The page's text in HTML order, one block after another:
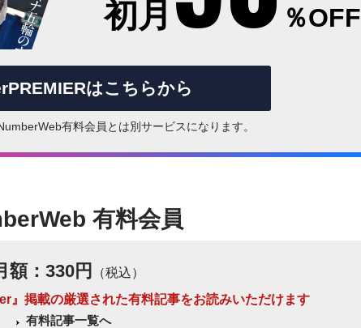
初月 ％OFF
はこちらから
有料会員とは別サービスになります。
有料会員
額：330円
（税込）
掲載の厳選された有料記事をお読みいただけます
有料記事一覧へ